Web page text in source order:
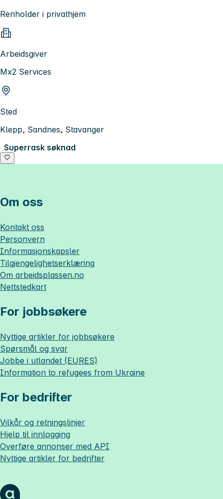
Renholder i privathjem
Arbeidsgiver
Mx2 Services
Sted
Klepp, Sandnes, Stavanger
Superrask søknad
Om oss
Kontakt oss
Personvern
Informasjonskapsler
Tilgjengelighetserklæring
Om arbeidsplassen.no
Nettstedkart
For jobbsøkere
Nyttige artikler for jobbsøkere
Spørsmål og svar
Jobbe i utlandet (EURES)
Information to refugees from Ukraine
For bedrifter
Vilkår og retningslinjer
Hjelp til innlogging
Overføre annonser med API
Nyttige artikler for bedrifter